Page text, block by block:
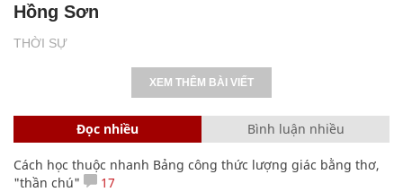
THỜI SỰ
Hồng Sơn
XEM THÊM BÀI VIẾT
Đọc nhiều Bình luận nhiều
Cách học thuộc nhanh Bảng công thức lượng giác bằng thơ,
"thần chú"
17